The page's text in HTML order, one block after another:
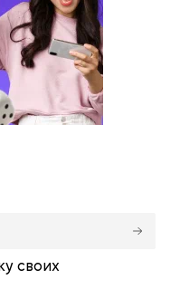
своих